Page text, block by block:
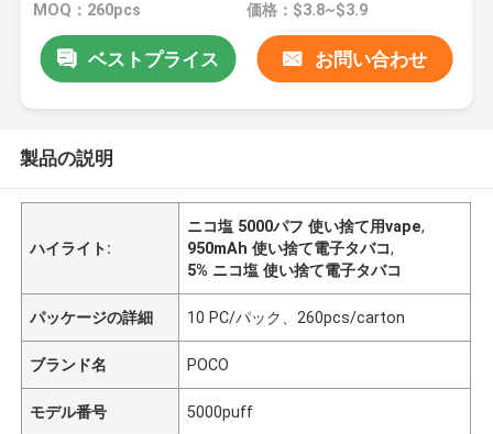
MOQ：260pcs 価格：$3.8~$3.9
ベストプライス お問い合わせ
製品の説明
ハイライト:
ニコ塩 5000パフ 使い捨て用vape,
950mAh 使い捨て電子タバコ,
5% ニコ塩 使い捨て電子タバコ
パッケージの詳細 10 PC/パック、260pcs/carton
ブランド名 POCO
モデル番号 5000puff